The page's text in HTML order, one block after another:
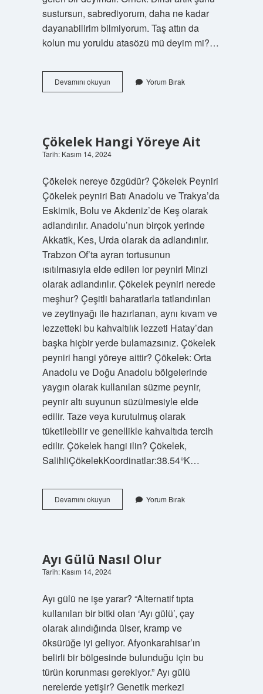
sustursun, sabrediyorum, daha ne kadar
dayanabilirim bilmiyorum. Taş attın da
kolun mu yoruldu atasözü mü deyim mi?…
Devamını okuyunSabrım
Taştı
Yorum Bırak
Çökelek Hangi Yöreye Ait
Tarih: Kasım 14, 2024
Çökelek nereye özgüdür? Çökelek Peyniri
Çökelek peyniri Batı Anadolu ve Trakya’da
Eskimik, Bolu ve Akdeniz’de Keş olarak
adlandırılır. Anadolu’nun birçok yerinde
Akkatik, Kes, Urda olarak da adlandırılır.
Trabzon Of’ta ayran tortusunun
ısıtılmasıyla elde edilen lor peyniri Minzi
olarak adlandırılır. Çökelek peyniri nerede
meşhur? Çeşitli baharatlarla tatlandırılan
ve zeytinyağı ile hazırlanan, aynı kıvam ve
lezzetteki bu kahvaltılık lezzeti Hatay’dan
başka hiçbir yerde bulamazsınız. Çökelek
peyniri hangi yöreye aittir? Çökelek: Orta
Anadolu ve Doğu Anadolu bölgelerinde
yaygın olarak kullanılan süzme peynir,
peynir altı suyunun süzülmesiyle elde
edilir. Taze veya kurutulmuş olarak
tüketilebilir ve genellikle kahvaltıda tercih
edilir. Çökelek hangi ilin? Çökelek,
SalihliÇökelekKoordinatlar:38.54°K…
Devamını okuyunÇökelek
Hangi
Yorum Bırak
Ayı Gülü Nasıl Olur
Tarih: Kasım 14, 2024
Ayı gülü ne işe yarar? “Alternatif tıpta
kullanılan bir bitki olan ‘Ayı gülü’, çay
olarak alındığında ülser, kramp ve
öksürüğe iyi geliyor. Afyonkarahisar’ın
belirli bir bölgesinde bulunduğu için bu
türün korunması gerekiyor.” Ayı gülü
nerelerde yetişir? Genetik merkezi